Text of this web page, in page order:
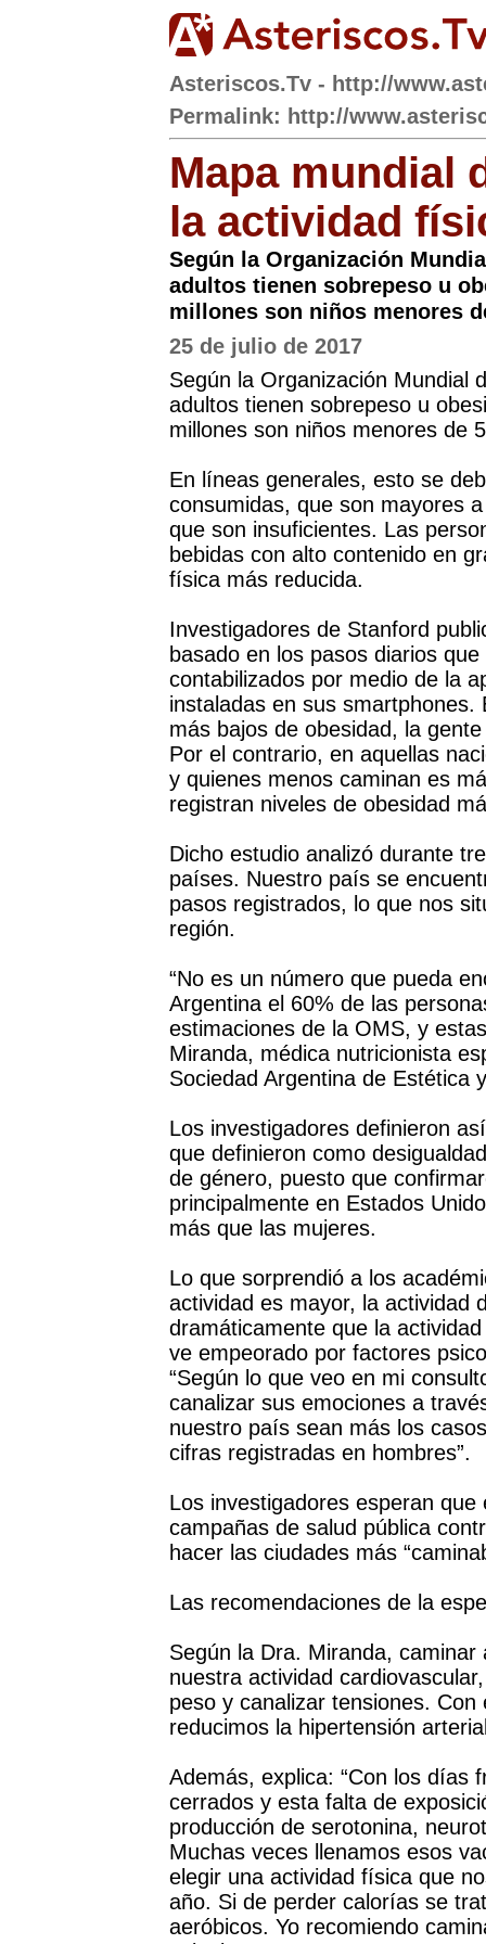
Asteriscos.Tv - http://
Permalink: http://
Mapa mundial
la actividad
Según la Organización
adultos tienen sobrepeso u
millones son niños menores
25 de julio de 2017
Según la Organización Mundial
adultos tienen sobrepeso u
millones son niños menores de
En líneas generales, esto se
consumidas, que son mayores
que son insuficientes. Las
bebidas con alto contenido en
física más reducida.
Investigadores de Stanford
basado en los pasos diarios
contabilizados por medio de la
instaladas en sus
más bajos de obesidad, la
Por el contrario, en aquellas
y quienes menos caminan es
registran niveles de obesidad
Dicho estudio analizó durante
países. Nuestro país se
pasos registrados, lo que nos
región.
“No es un número que pueda
Argentina el 60% de las
estimaciones de la OMS, y
Miranda, médica nutricionista
Sociedad Argentina de Estética
Los investigadores definieron
que definieron como
de género, puesto que
principalmente en Estados
más que las mujeres.
Lo que sorprendió a los
actividad es mayor, la actividad
dramáticamente que la
ve empeorado por factores
“Según lo que veo en mi
canalizar sus emociones a
nuestro país sean más los
cifras registradas en hombres”.
Los investigadores esperan
campañas de salud pública
hacer las ciudades más
Las recomendaciones de la
Según la Dra. Miranda,
nuestra actividad
peso y canalizar tensiones.
reducimos la hipertensión
Además, explica: “Con los días
cerrados y esta falta de
producción de serotonina,
Muchas veces llenamos esos
elegir una actividad física que
año. Si de perder calorías se
aeróbicos. Yo recomiendo